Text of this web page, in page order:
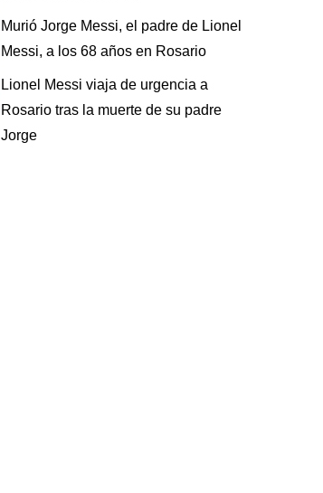
Murió Jorge Messi, el padre de Lionel
Messi, a los 68 años en Rosario
Lionel Messi viaja de urgencia a
Rosario tras la muerte de su padre
Jorge